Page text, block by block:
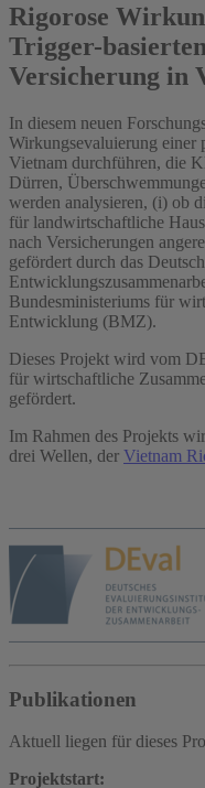
Rigorose
Trigger-
Versicherung in
In diesem neuen
Wirkungsevaluierung einer
Vietnam durchführen, die
Dürren,
werden analysieren, (i) ob
für landwirtschaftliche
nach Versicherungen
gefördert durch das
Bundesministeriums für
Entwicklung (BMZ).
Dieses Projekt wird vom
für wirtschaftliche
gefördert.
Im Rahmen des Projekts
drei Wellen, der Vietnam
Publikationen
Aktuell liegen für dieses
Projektstart: